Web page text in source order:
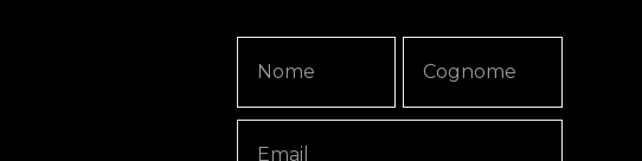
Signup
Copy